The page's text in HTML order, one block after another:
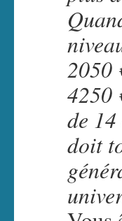
2050
4250
de
doit